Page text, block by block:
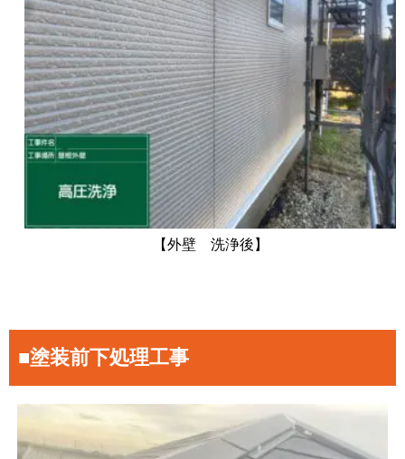
【外壁 洗浄後】
■塗装前下処理工事